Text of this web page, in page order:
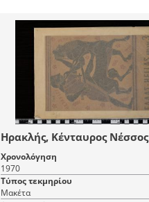
Ηρακλής, Κένταυρος Νέσσος
Χρονολόγηση
1970
Τύπος τεκμηρίου
Μακέτα